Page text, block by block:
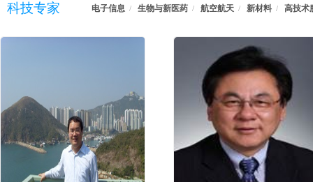
科技专家 电子信息 / 生物与新医药 / 航空航天 / 新材料 / 高技术